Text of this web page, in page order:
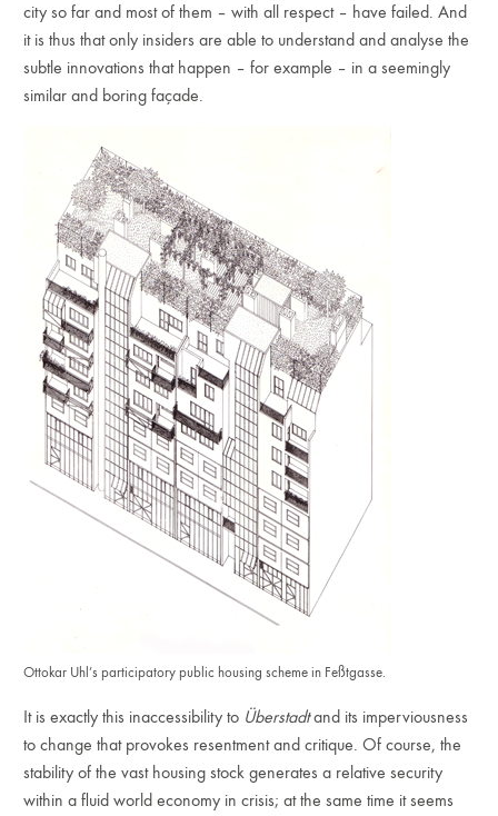
city so far and most of them – with all respect – have failed. And
it is thus that only insiders are able to understand and analyse the
subtle innovations that happen – for example – in a seemingly
similar and boring façade.
Ottokar Uhl’s participatory public housing scheme in Feßtgasse.
It is exactly this inaccessibility to Überstadtand its imperviousness
to change that provokes resentment and critique. Of course, the
stability of the vast housing stock generates a relative security
within a fluid world economy in crisis; at the same time it seems